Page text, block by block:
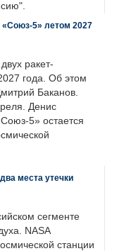
«Союз-5» летом 2027
ракет-
года. Об этом
Баканов.
Денис
5» остается
места утечки
сегменте
NASA
станции